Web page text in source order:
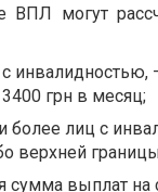
могут
грн в месяц;
более лиц с
верхней
выплат